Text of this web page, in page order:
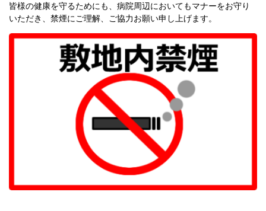
皆様の健康を守るためにも、病院周辺においてもマナーをお守り
いただき、禁煙にご理解、ご協力お願い申し上げます。